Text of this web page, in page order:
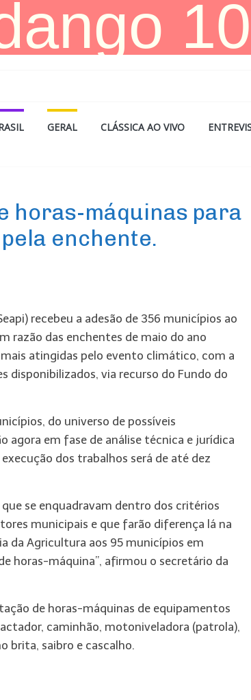
GERAL CLÁSSICA AO VIVO
horas-máquinas para
enchente.
recebeu a adesão de 356 municípios ao
razão das enchentes de maio do ano
mais atingidas pelo evento climático, com a
disponibilizados, via recurso do Fundo do
do universo de possíveis
agora em fase de análise técnica e jurídica
dos trabalhos será de até dez
se enquadravam dentro dos critérios
municipais e que farão diferença lá na
da Agricultura aos 95 municípios em
horas-máquina”, afirmou o secretário da
de horas-máquinas de equipamentos
caminhão, motoniveladora (patrola),
brita, saibro e cascalho.